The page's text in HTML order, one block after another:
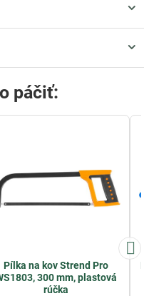
páčiť:
Pílka na kov Strend Pro
300 mm, plastová
rúčka